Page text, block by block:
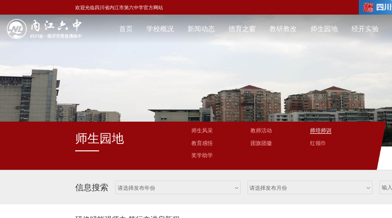
欢迎光临四川省内江市第六中学官方网站
首页 学校概况 新闻动态 德育之窗 教研教改 师生园地 经开实验
师生园地
师生风采 教师活动 师培师训
教育感悟 团旗团徽 红领巾
奖学助学
信息搜索 请选择发布年份 请选择发布月份